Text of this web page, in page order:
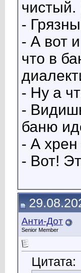
чистый.
-
- А вот
что в
- Ну а
-
баню
- А хрен
- Вот!
Анти-Дот
Senior Member
Цитата: